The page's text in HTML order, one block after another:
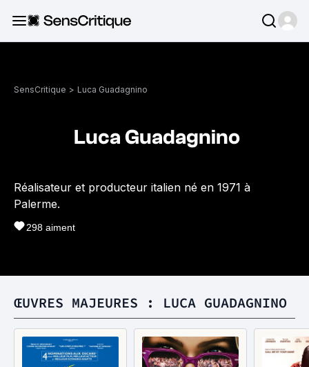
SensCritique > Luca Guadagnino
Luca Guadagnino
Réalisateur et producteur italien né en 1971 à
Palerme.
298 aiment
ŒUVRES MAJEURES : LUCA GUADAGNINO